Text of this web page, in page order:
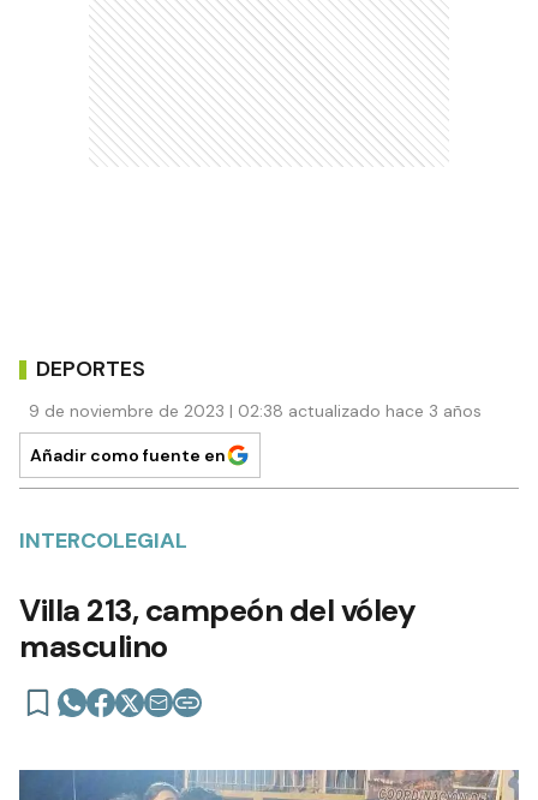
DEPORTES
9 de noviembre de 2023 | 02:38 actualizado hace 3 años
Añadir como fuente en
INTERCOLEGIAL
Villa 213, campeón del vóley
masculino